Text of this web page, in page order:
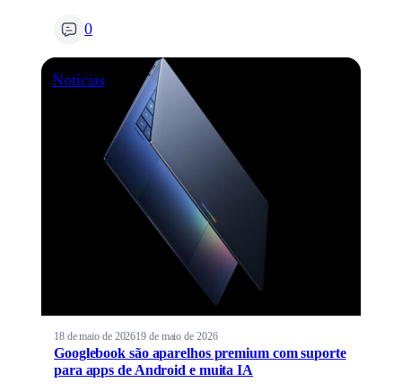
0
Notícias
18 de maio de 202619 de maio de 2026
Googlebook são aparelhos premium com suporte
para apps de Android e muita IA